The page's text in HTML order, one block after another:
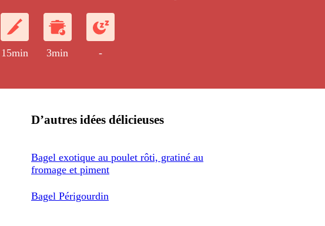
fumées.
15min 3min -
D’autres idées délicieuses
Bagel exotique au poulet rôti, gratiné au
fromage et piment
Bagel Périgourdin